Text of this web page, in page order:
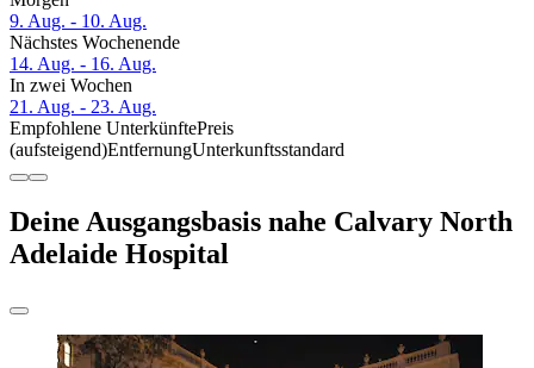
9. Aug. - 10. Aug.
Nächstes Wochenende
14. Aug. - 16. Aug.
In zwei Wochen
21. Aug. - 23. Aug.
Empfohlene UnterkünftePreis
(aufsteigend)EntfernungUnterkunftsstandard
Deine Ausgangsbasis nahe Calvary North
Adelaide Hospital